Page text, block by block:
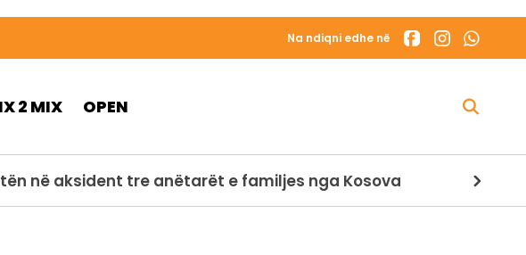
Na ndiqni edhe në
2 MIX OPEN
në aksident tre anëtarët e familjes nga Kosova